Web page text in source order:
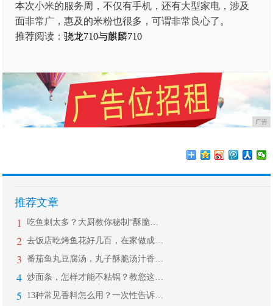
本次小米的服务周，不仅有手机，还有大型家电，涉及
面非常广，惠及的米粉也很多，可谓非常良心了。
推荐阅读：骁龙710与麒麟710
广告
推荐文章
1 吃鱼刺太多？大厨教你秘制“酥脆鱼”，
2 去饭店吃烤鱼花好几百，在家做成本不到
3 番茄鱼丸豆腐汤，丸子酥脆汤汁香浓，开
4 炒面条，怎样才能不粘锅？教您这样做，
5 13种常见香料怎么用？一次性告诉你！